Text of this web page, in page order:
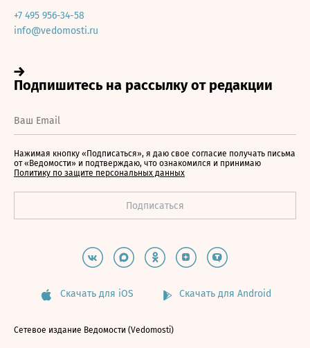
+7 495 956-34-58
info@vedomosti.ru
Нажимая кнопку «Подписаться», я даю свое согласие получать письма
от «Ведомости» и подтверждаю, что ознакомился и принимаю
Политику по защите персональных данных
Скачать для iOS Скачать для Android
Сетевое издание Ведомости (Vedomosti)